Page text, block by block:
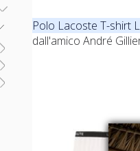
Polo Lacoste T-shirt
dall'amico André